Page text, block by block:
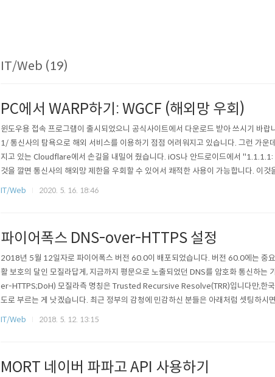
IT/Web (19)
PC에서 WARP하기: WGCF (해외망 우회)
윈도우용 접속 프로그램이 출시되었으니 공식사이트에서 다운로드 받아 쓰시기 바
1/ 통신사의 탐욕으로 해외 서비스를 이용하기 점점 어려워지고 있습니다. 그런 가운
지고 있는 Cloudflare에서 손길을 내밀어 줬습니다. iOS나 안드로이드에서
것을 깔면 통신사의 해외망 제한을 우회할 수 있어서 쾌적한 사용이 가능합니다. 이것
우 PC에서도 할 수 있다면 좋겠죠? 유튜브, 넷플릭스, 스팀 등등 온갖 해외 서비스를
IT/Web 2020. 5. 16. 18:46
파이어폭스 DNS-over-HTTPS 설정
2018년 5월 12일자로 파이어폭스 버전 60.0이 배포되었습니다. 버전 60.0에는 중
활 보호의 달인 모질라답게, 지금까지 평문으로 노출되었던 DNS를 암호화 통신하는
er-HTTPS;DoH) 모질라측 명칭은 Trusted Recursive Resolve(TRR)입니다만,한
도로 부르는 게 낫겠습니다. 최근 정부의 감청에 민감하신 분들은 아래처럼 셋팅하시
신 버전을 준비합니다. (게시물 기준 65.0) 2. 오른쪽 상단의 메뉴를 열고 설정으로 들
IT/Web 2018. 5. 12. 13:15
MORT 네이버 파파고 API 사용하기